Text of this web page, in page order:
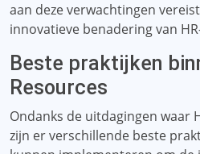
aan deze verwachtingen
innovatieve benadering van
Beste praktijken
Resources
Ondanks de uitdagingen waar
zijn er verschillende beste